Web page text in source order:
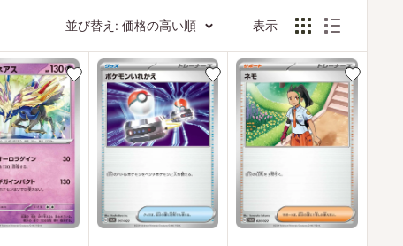
並び替え: 価格の高い順 表示